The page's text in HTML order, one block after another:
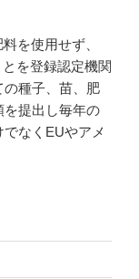
を使用せず、
を登録認定機関
の種子、苗、肥
提出し毎年の
なくEUやアメ